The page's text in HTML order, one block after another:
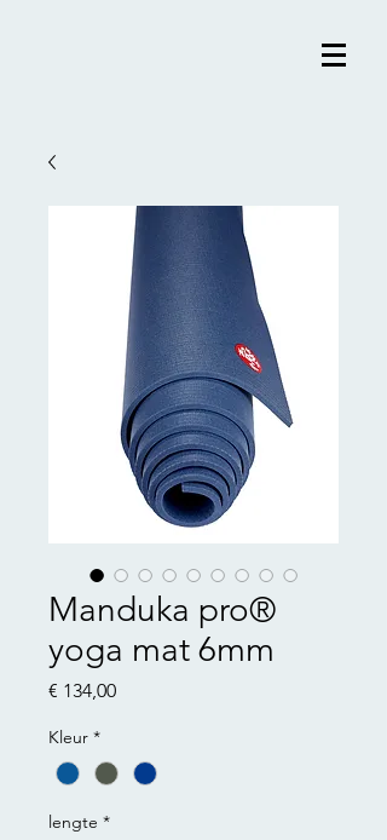
Manduka pro®
yoga mat 6mm
€ 134,00Prijs
Kleur *
lengte *